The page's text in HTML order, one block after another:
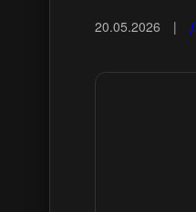
20.05.2026 |